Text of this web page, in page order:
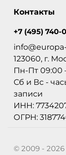
Контакты
+7 (495) 740-
123060, г.
Пн-Пт 09:00
Сб и Вс -
записи
ИНН:
ОГРН:
© 2009 -